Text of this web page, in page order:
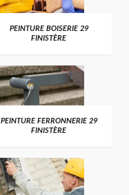
PEINTURE BOISERIE 29
FINISTÈRE
PEINTURE FERRONNERIE 29
FINISTÈRE